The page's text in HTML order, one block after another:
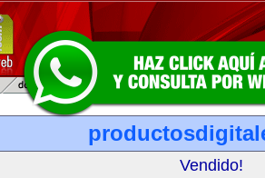
Vendido!